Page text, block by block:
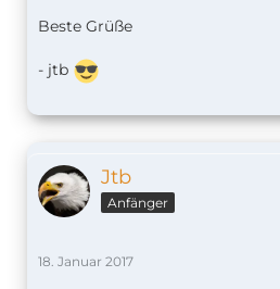
Beste Grüße
- jtb
Jtb
Anfänger
18. Januar 2017